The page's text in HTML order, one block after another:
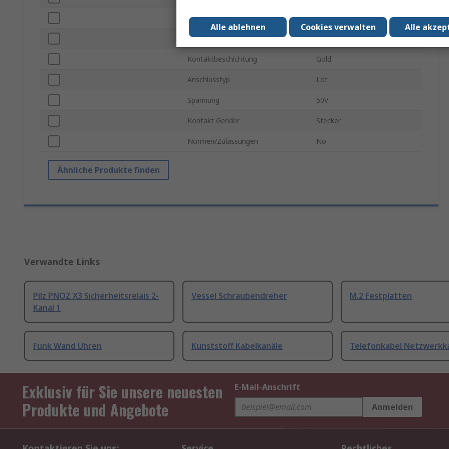
Steckverbinder Gender Stecker
Farbe Silber
Kontaktbeschichtung Gold
Anschlusstyp Lot
Spannung 50V
Kontakt Gender Stecker
Normen/Zulassungen No
Ähnliche Produkte finden
Verwandte Links
Pilz PNOZ X3 Sicherheitsrelais 2-
Kanal 1
Vessel Schraubendreher M.2 Festplatten
Funk Wand Uhren Kunststoff Kabelkanäle Telefonkabel
Exklusiv für Sie unsere neuesten
Produkte und Angebote
E-Mail-Anschrift
Anmelden
Alle
Cookies verwalten
Alle ablehnen